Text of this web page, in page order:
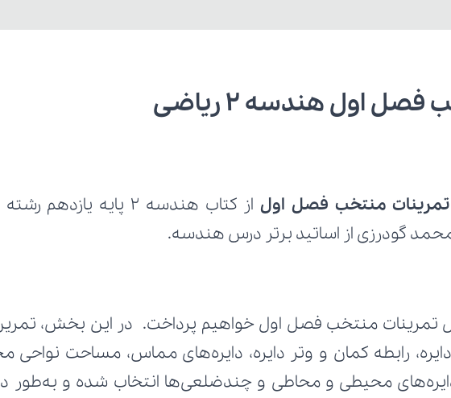
اول هندسه 2 ریاضی
منتخب فصل اول
گودرزی از اساتید برتر درس هندسه.